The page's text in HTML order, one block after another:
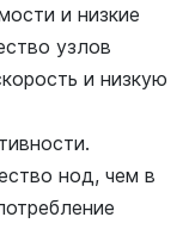
и низкие
узлов
и низкую
нод, чем в